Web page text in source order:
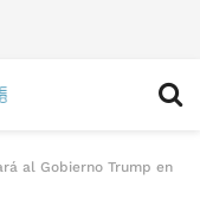
al Gobierno Trump en